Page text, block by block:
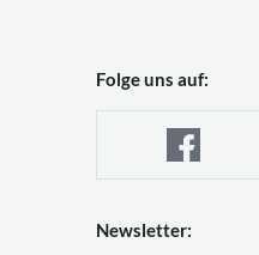
Folge uns auf:
Newsletter: